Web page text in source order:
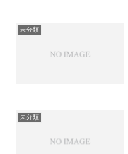
未分類
未分類